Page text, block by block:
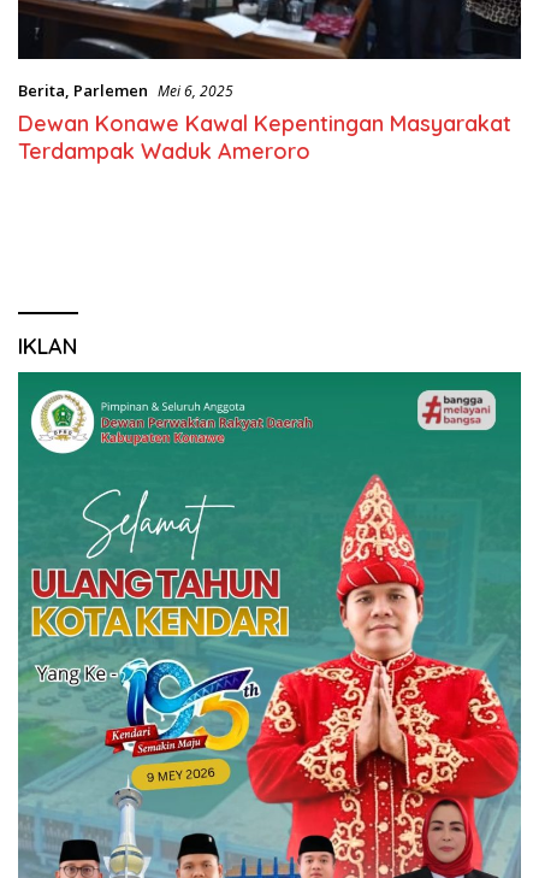
Berita, Parlemen Mei 6, 2025
Dewan Konawe Kawal Kepentingan Masyarakat
Terdampak Waduk Ameroro
IKLAN